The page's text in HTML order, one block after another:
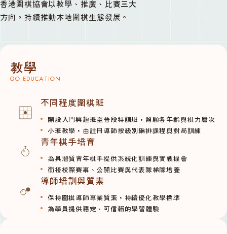
香港圍棋協會以教學、推廣、比賽三大
方向，持續推動本地圍棋生態發展。
教學
GO EDUCATION
不同程度圍棋班
開設入門興趣班至晉段特訓班，照顧各年齡與棋力層次
小班教學，由註冊導師按級別編排課程與對局訓練
青年棋手培育
為具潛質青年棋手提供系統化訓練與實戰機會
銜接校際賽事、公開比賽與代表隊梯隊培養
導師培訓與質素
保持圍棋導師專業質素，持續優化教學標準
為學員提供穩定、可信賴的學習體驗